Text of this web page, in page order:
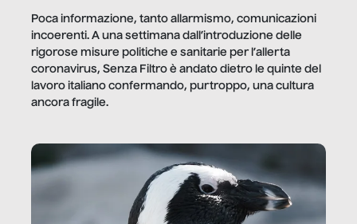
Poca informazione, tanto allarmismo, comunicazioni
incoerenti. A una settimana dall’introduzione delle
rigorose misure politiche e sanitarie per l’allerta
coronavirus, Senza Filtro è andato dietro le quinte del
lavoro italiano confermando, purtroppo, una cultura
ancora fragile.